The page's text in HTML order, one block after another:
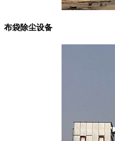
布袋除尘设备